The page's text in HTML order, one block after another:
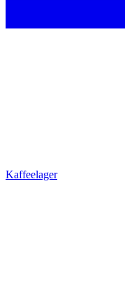
Kaffeelager